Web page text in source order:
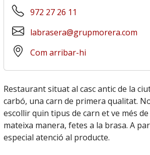
972 27 26 11
labrasera@grupmorera.com
Com arribar-hi
Restaurant situat al casc antic de la
carbó, una carn de primera qualitat.
escollir quin tipus de carn et ve més
mateixa manera, fetes a la brasa. A
especial atenció al producte.